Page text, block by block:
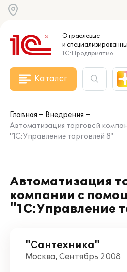
Отраслевые
и
1С:Предприятие
Каталог
Главная
Внедрения
Автоматизация торговой
"1С:Управление торговлей 8"
Автоматизация
компании с
"1С:Управление
"Сантехника"
Москва, Сентябрь 2008